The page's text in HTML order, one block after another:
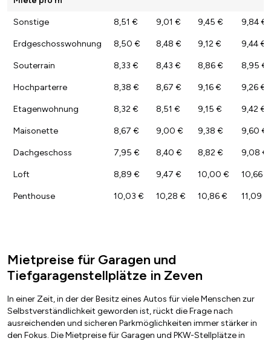
Sonstige 8,51 € 9,01 € 9,45 € 9,84 €
Erdgeschosswohnung 8,50 € 8,48 € 9,12 € 9,44 €
Souterrain 8,33 € 8,43 € 8,86 € 8,95 €
Hochparterre 8,38 € 8,67 € 9,16 € 9,26 €
Etagenwohnung 8,32 € 8,51 € 9,15 € 9,42 €
Maisonette 8,67 € 9,00 € 9,38 € 9,60 €
Dachgeschoss 7,95 € 8,40 € 8,82 € 9,08 €
Loft 8,89 € 9,47 € 10,00 € 10,66 €
Penthouse 10,03 € 10,28 € 10,86 € 11,09 €
Mietpreise für Garagen und
Tiefgaragenstellplätze in Zeven
In einer Zeit, in der der Besitz eines Autos für viele Menschen zur
Selbstverständlichkeit geworden ist, rückt die Frage nach
ausreichenden und sicheren Parkmöglichkeiten immer stärker in
den Fokus. Die Mietpreise für Garagen und PKW-Stellplätze in